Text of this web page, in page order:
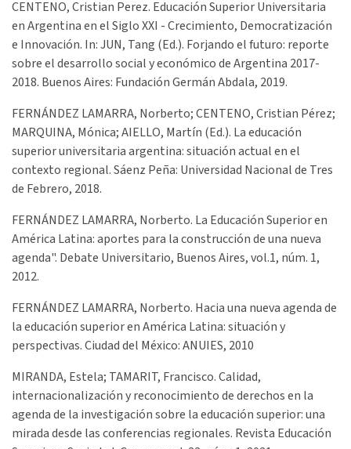
CENTENO, Cristian Perez. Educación Superior Universitaria
en Argentina en el Siglo XXI - Crecimiento, Democratización
e Innovación. In: JUN, Tang (Ed.). Forjando el futuro: reporte
sobre el desarrollo social y económico de Argentina 2017-
2018. Buenos Aires: Fundación Germán Abdala, 2019.
FERNÁNDEZ LAMARRA, Norberto; CENTENO, Cristian Pérez;
MARQUINA, Mónica; AIELLO, Martín (Ed.). La educación
superior universitaria argentina: situación actual en el
contexto regional. Sáenz Peña: Universidad Nacional de Tres
de Febrero, 2018.
FERNÁNDEZ LAMARRA, Norberto. La Educación Superior en
América Latina: aportes para la construcción de una nueva
agenda". Debate Universitario, Buenos Aires, vol.1, núm. 1,
2012.
FERNÁNDEZ LAMARRA, Norberto. Hacia una nueva agenda de
la educación superior en América Latina: situación y
perspectivas. Ciudad del México: ANUIES, 2010
MIRANDA, Estela; TAMARIT, Francisco. Calidad,
internacionalización y reconocimiento de derechos en la
agenda de la investigación sobre la educación superior: una
mirada desde las conferencias regionales. Revista Educación